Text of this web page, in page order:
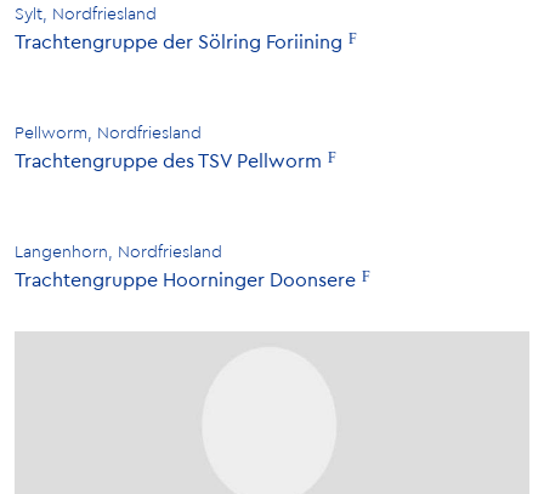
Sylt, Nordfriesland
Trachtengruppe der Sölring Foriining
Pellworm, Nordfriesland
Trachtengruppe des TSV Pellworm
Langenhorn, Nordfriesland
Trachtengruppe Hoorninger Doonsere